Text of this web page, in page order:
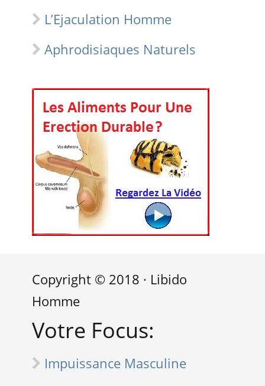
L’Ejaculation Homme
Aphrodisiaques Naturels
Copyright © 2018 · Libido
Homme
Votre Focus:
Impuissance Masculine